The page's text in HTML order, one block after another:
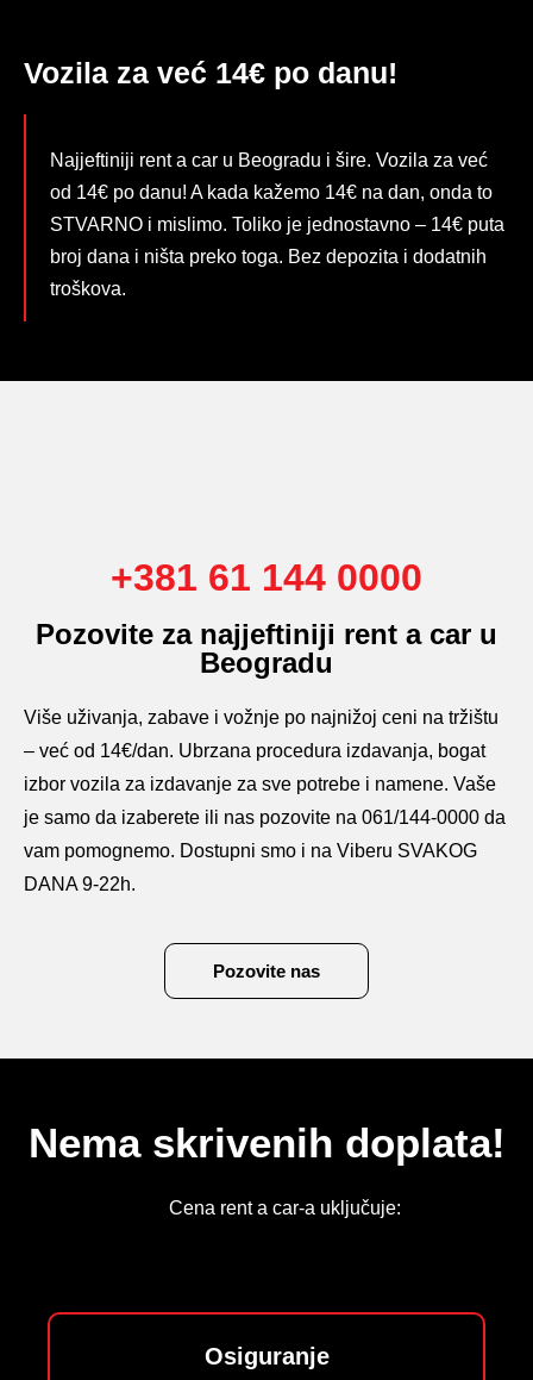
Vozila za već 14€ po danu!
Najjeftiniji rent a car u Beogradu i šire. Vozila za već
od 14€ po danu! A kada kažemo 14€ na dan, onda to
STVARNO i mislimo. Toliko je jednostavno – 14€ puta
broj dana i ništa preko toga. Bez depozita i dodatnih
troškova.
+381 61 144 0000
Pozovite za najjeftiniji rent a car u
Beogradu
Više uživanja, zabave i vožnje po najnižoj ceni na tržištu
– već od 14€/dan. Ubrzana procedura izdavanja, bogat
izbor vozila za izdavanje za sve potrebe i namene. Vaše
je samo da izaberete ili nas pozovite na 061/144-0000 da
vam pomognemo. Dostupni smo i na Viberu SVAKOG
DANA 9-22h.
Pozovite nas
Nema skrivenih doplata!
Cena rent a car-a uključuje:
Osiguranje